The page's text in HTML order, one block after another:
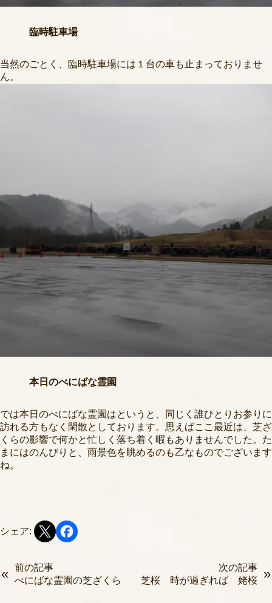
臨時駐車場
当然のごとく、臨時駐車場には１台の車も止まっておりませ
ん。
本日のべにばな霊園
では本日のべにばな霊園はというと、同じく誰ひとりお参りに
訪れる方もなく閑散としております。思えばここ最近は、芝ざ
くらの影響で何かと忙しく落ち着く暇もありませんでした。た
まにはのんびりと、雨景色を眺めるのも乙なものでございます
ね。
シェア:
前の記事
べにばな霊園の芝ざくら
次の記事
芝桜 時が過ぎれば 姥桜